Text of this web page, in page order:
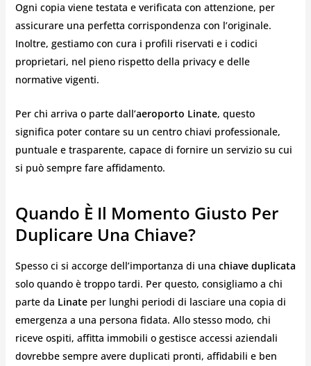
Ogni copia viene testata e verificata con attenzione, per
assicurare una perfetta corrispondenza con l’originale.
Inoltre, gestiamo con cura i profili riservati e i codici
proprietari, nel pieno rispetto della privacy e delle
normative vigenti.
Per chi arriva o parte dall’aeroporto Linate, questo
significa poter contare su un centro chiavi professionale,
puntuale e trasparente, capace di fornire un servizio su cui
si può sempre fare affidamento.
Quando È Il Momento Giusto Per
Duplicare Una Chiave?
Spesso ci si accorge dell’importanza di una chiave duplicata
solo quando è troppo tardi. Per questo, consigliamo a chi
parte da Linateper lunghi periodi di lasciare una copia di
emergenza a una persona fidata. Allo stesso modo, chi
riceve ospiti, affitta immobili o gestisce accessi aziendali
dovrebbe sempre avere duplicati pronti, affidabili e ben